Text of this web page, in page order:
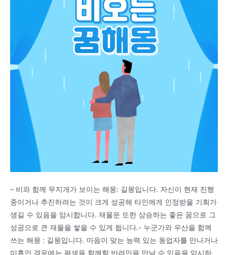
– 비와 함께 무지개가 보이는 해몽: 길몽입니다. 자신이 현재 진행
중이거나 추진하려는 것이 크게 성공해 타인에게 인정받을 기회가
생길 수 있음을 암시합니다. 재물운 또한 상승하는 좋은 꿈으로 그
성공으로 큰 재물을 쌓을 수 있게 됩니다.- 누군가와 우산을 함께
쓰는 해몽 : 길몽입니다. 마음이 맞는 능력 있는 동업자를 만나거나
미혼인 경우에는 평생을 함께할 반려인을 만날 수 있음을 암시하